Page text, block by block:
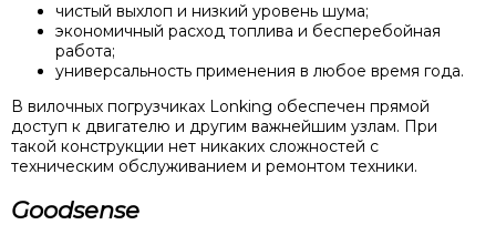
чистый выхлоп и низкий уровень шума;
экономичный расход топлива и бесперебойная
работа;
универсальность применения в любое время года.
В вилочных погрузчиках Lonking обеспечен прямой
доступ к двигателю и другим важнейшим узлам. При
такой конструкции нет никаких сложностей с
техническим обслуживанием и ремонтом техники.
Goodsense